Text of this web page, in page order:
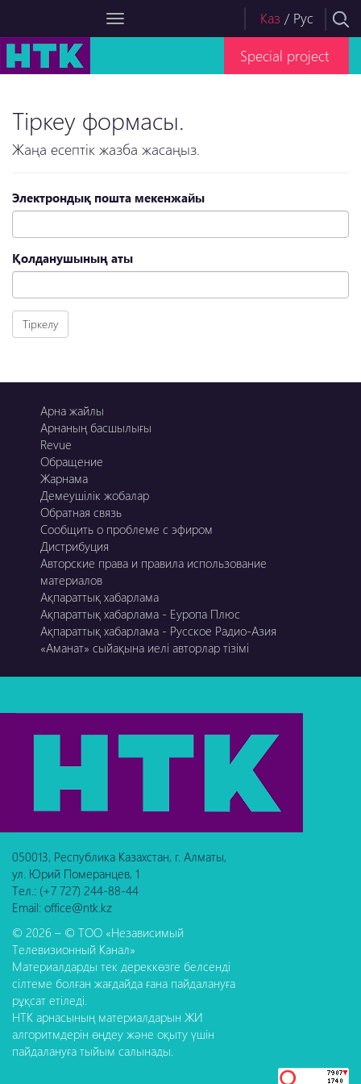
Каз / Рус
Special project
Тіркеу формасы.
Жаңа есептік жазба жасаңыз.
Электрондық пошта мекенжайы
Қолданушының аты
Арна жайлы
Арнаның басшылығы
Revue
Обращение
Жарнама
Демеушілік жобалар
Обратная связь
Сообщить о проблеме с эфиром
Дистрибуция
Авторские права и правила использование
материалов
Ақпараттық хабарлама
Ақпараттық хабарлама - Еуропа Плюс
Ақпараттық хабарлама - Русское Радио-Азия
«Аманат» сыйақына иелі авторлар тізімі
050013, Республика Казахстан, г. Алматы,
ул. Юрий Померанцев, 1
Тел.: (+7 727) 244-88-44
Email: office@ntk.kz
© 2026 – © ТОО «Независимый
Телевизионный Канал»
Материалдарды тек дереккөзге белсенді
сілтеме болған жағдайда ғана пайдалануға
рұқсат етіледі.
НТК арнасының материалдарын ЖИ
алгоритмдерін өңдеу және оқыту үшін
пайдалануға тыйым салынады.